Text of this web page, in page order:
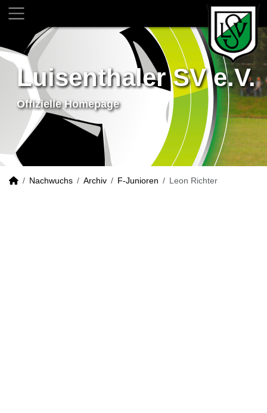
Luisenthaler SV e.V.
Offizielle Homepage
Nachwuchs Archiv F-Junioren Leon Richter